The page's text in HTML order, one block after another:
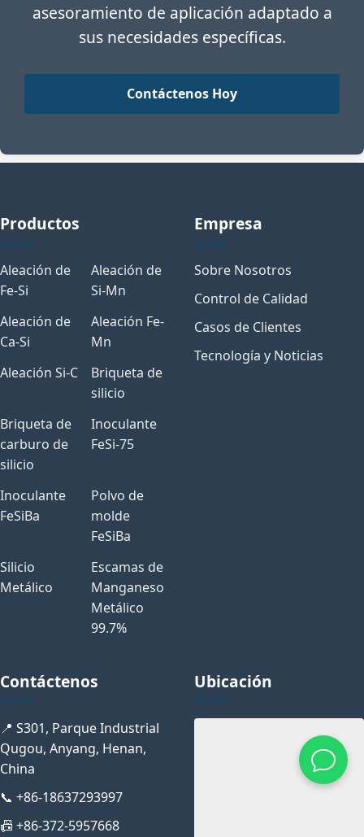
asesoramiento de aplicación adaptado a
sus necesidades específicas.
Contáctenos Hoy
Productos
Aleación de
Fe-Si
Aleación de
Si-Mn
Aleación de
Ca-Si
Aleación Fe-
Mn
Aleación Si-C
Briqueta de
silicio
Briqueta de
carburo de
silicio
Inoculante
FeSi-75
Inoculante
FeSiBa
Polvo de
molde
FeSiBa
Silicio
Metálico
Escamas de
Manganeso
Metálico
99.7%
Empresa
Sobre Nosotros
Control de Calidad
Casos de Clientes
Tecnología y Noticias
Contáctenos
📍 S301, Parque Industrial
Qugou, Anyang, Henan,
China
📞 +86-18637293997
📠 +86-372-5957668
Ubicación